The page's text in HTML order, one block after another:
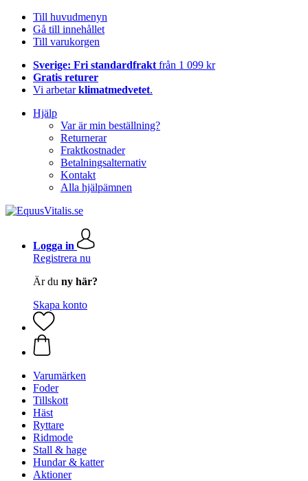
Till huvudmenyn
Gå till innehållet
Till varukorgen
Sverige: Fri standardfrakt från 1 099 kr
Gratis returer
Vi arbetarklimatmedvetet.
Hjälp
Var är min beställning?
Returnerar
Fraktkostnader
Betalningsalternativ
Kontakt
Alla hjälpämnen
Logga in
Registrera nu
Är du ny här?
Skapa konto
Varumärken
Foder
Tillskott
Häst
Ryttare
Ridmode
Stall & hage
Hundar & katter
Aktioner